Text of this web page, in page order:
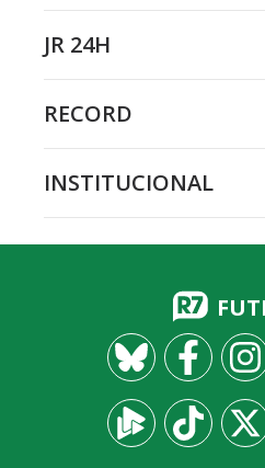
JR 24H
RECORD
INSTITUCIONAL